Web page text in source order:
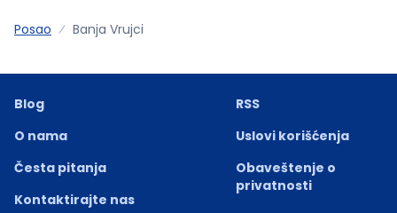
Posao Banja Vrujci
Blog
O nama
Česta pitanja
Kontaktirajte nas
RSS
Uslovi korišćenja
Obaveštenje o
privatnosti